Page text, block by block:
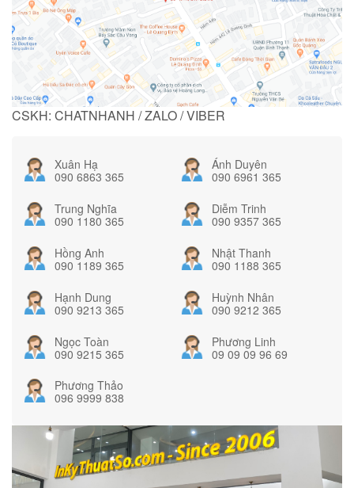
CSKH: CHATNHANH / ZALO / VIBER
Xuân Hạ
090 6863 365
Ánh Duyên
090 6961 365
Trung Nghĩa
090 1180 365
Diễm Trinh
090 9357 365
Hồng Anh
090 1189 365
Nhật Thanh
090 1188 365
Hạnh Dung
090 9213 365
Huỳnh Nhân
090 9212 365
Ngọc Toàn
090 9215 365
Phương Linh
09 09 09 96 69
Phương Thảo
096 9999 838